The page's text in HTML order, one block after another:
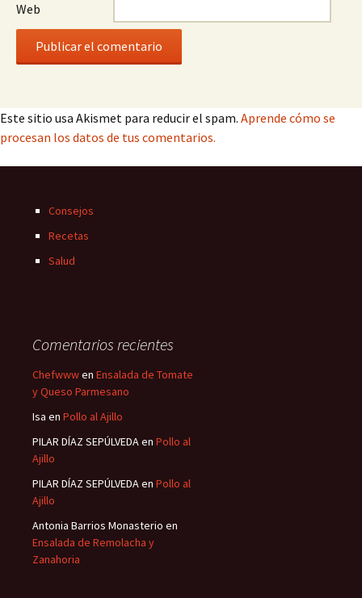
Web
Este sitio usa Akismet para reducir el spam. Aprende cómo se
procesan los datos de tus comentarios.
Consejos
Recetas
Salud
Comentarios recientes
Chefwwwen Ensalada de Tomate
y Queso Parmesano
Isa en Pollo al Ajillo
PILAR DÍAZ SEPÚLVEDAen Pollo al
Ajillo
PILAR DÍAZ SEPÚLVEDAen Pollo al
Ajillo
Antonia Barrios Monasterio en
Ensalada de Remolacha y
Zanahoria